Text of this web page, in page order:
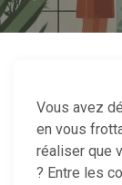
Vous avez
en vous
réaliser que
? Entre les